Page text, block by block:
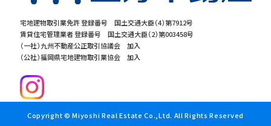
宅地建物取引業免許 登録番号 国土交通大臣（4）第7912号
賃貸住宅管理業者 登録番号 国土交通大臣（2）第003458号
（一社）九州不動産公正取引協議会 加入
（公社）福岡県宅地建物取引業協会 加入
Copyright © Miyoshi Real Estate Co.,Ltd. All Rights Reserved